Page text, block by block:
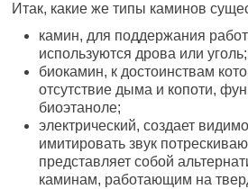
Итак, какие же типы каминов
камин, для поддержания
используются дрова или уголь;
биокамин, к достоинствам
отсутствие дыма и копоти,
биоэтаноле;
электрический, создает
имитировать звук
представляет собой
каминам, работающим на